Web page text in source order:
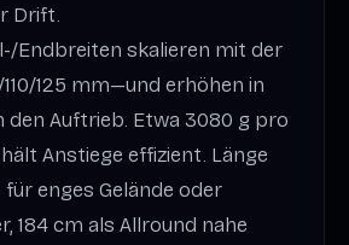
Drift.
Endbreiten skalieren mit der
125 mm—und erhöhen in
den Auftrieb. Etwa 3080 g pro
Anstiege effizient. Länge
für enges Gelände oder
184 cm als Allround nahe